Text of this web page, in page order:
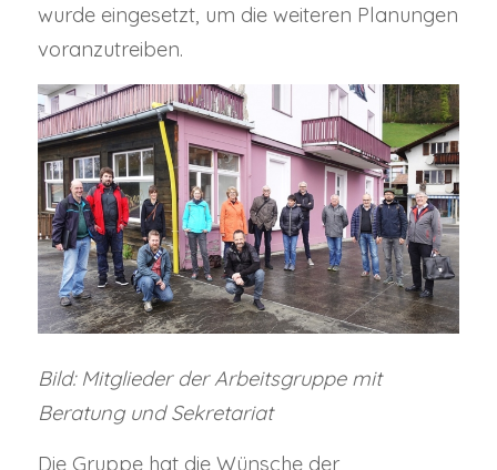
wurde eingesetzt, um die weiteren Planungen
voranzutreiben.
Bild: Mitglieder der Arbeitsgruppe mit
Beratung und Sekretariat
Die Gruppe hat die Wünsche der